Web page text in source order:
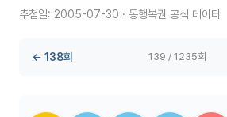
추첨일: 2005-07-30 · 동행복권 공식 데이터
← 138회 139 / 1235회